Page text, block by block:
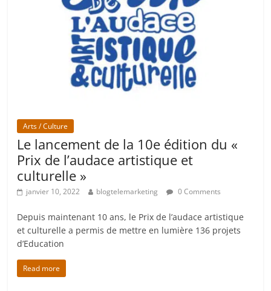
Arts / Culture
Le lancement de la 10e édition du «
Prix de l’audace artistique et
culturelle »
janvier 10, 2022 blogtelemarketing 0 Comments
Depuis maintenant 10 ans, le Prix de l’audace artistique
et culturelle a permis de mettre en lumière 136 projets
d’Education
Read more